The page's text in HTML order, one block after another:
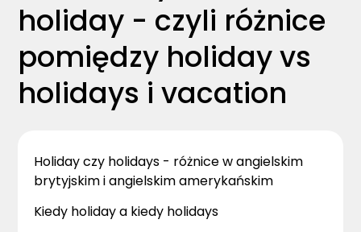
holiday - czyli różnice
pomiędzy holiday vs
holidays i vacation
Holiday czy holidays - różnice w angielskim
brytyjskim i angielskim amerykańskim
Kiedy holiday a kiedy holidays